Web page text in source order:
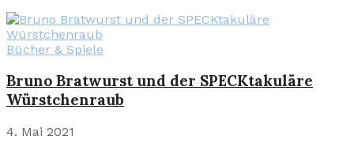
Bücher & Spiele
Bruno Bratwurst und der SPECKtakuläre
Würstchenraub
4. Mai 2021